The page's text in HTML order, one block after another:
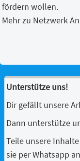
fördern wollen.
Mehr zu Netzwerk
Unterstütze uns!
Dir gefällt unsere
Dann unterstütze
Teile unsere
sie per Whatsapp